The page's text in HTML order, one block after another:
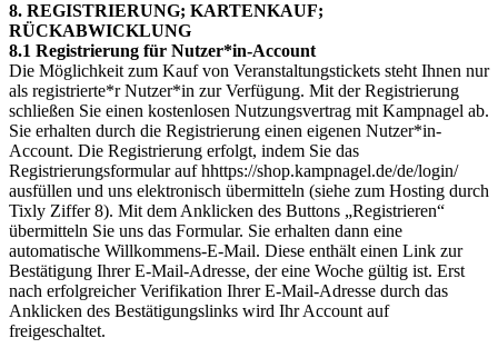
8. REGISTRIERUNG; KARTENKAUF;
RÜCKABWICKLUNG
8.1 Registrierung für Nutzer*in-Account
Die Möglichkeit zum Kauf von Veranstaltungstickets steht Ihnen nur
als registrierte*r Nutzer*in zur Verfügung. Mit der Registrierung
schließen Sie einen kostenlosen Nutzungsvertrag mit Kampnagel ab.
Sie erhalten durch die Registrierung einen eigenen Nutzer*in-
Account. Die Registrierung erfolgt, indem Sie das
Registrierungsformular auf hhttps://shop.kampnagel.de/de/login/
ausfüllen und uns elektronisch übermitteln (siehe zum Hosting durch
Tixly Ziffer 8). Mit dem Anklicken des Buttons „Registrieren“
übermitteln Sie uns das Formular. Sie erhalten dann eine
automatische Willkommens-E-Mail. Diese enthält einen Link zur
Bestätigung Ihrer E-Mail-Adresse, der eine Woche gültig ist. Erst
nach erfolgreicher Verifikation Ihrer E-Mail-Adresse durch das
Anklicken des Bestätigungslinks wird Ihr Account auf
freigeschaltet.